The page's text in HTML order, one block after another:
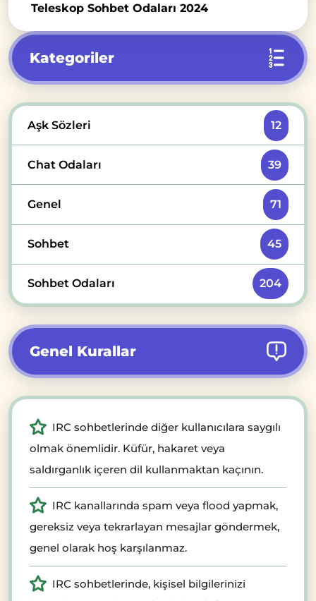
Teleskop Sohbet Odaları 2024
Kategoriler
Aşk Sözleri 12
Chat Odaları 39
Genel 71
Sohbet 45
Sohbet Odaları 204
Genel Kurallar
IRC sohbetlerinde diğer kullanıcılara saygılı
olmak önemlidir. Küfür, hakaret veya
saldırganlık içeren dil kullanmaktan kaçının.
IRC kanallarında spam veya flood yapmak,
gereksiz veya tekrarlayan mesajlar göndermek,
genel olarak hoş karşılanmaz.
IRC sohbetlerinde, kişisel bilgilerinizi